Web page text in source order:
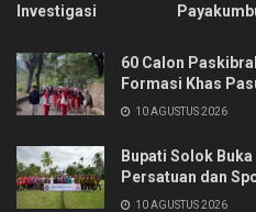
Investigasi
60 Calon
Formasi Khas
10 AGUSTUS 2026
Bupati Solok
Persatuan dan
10 AGUSTUS 2026